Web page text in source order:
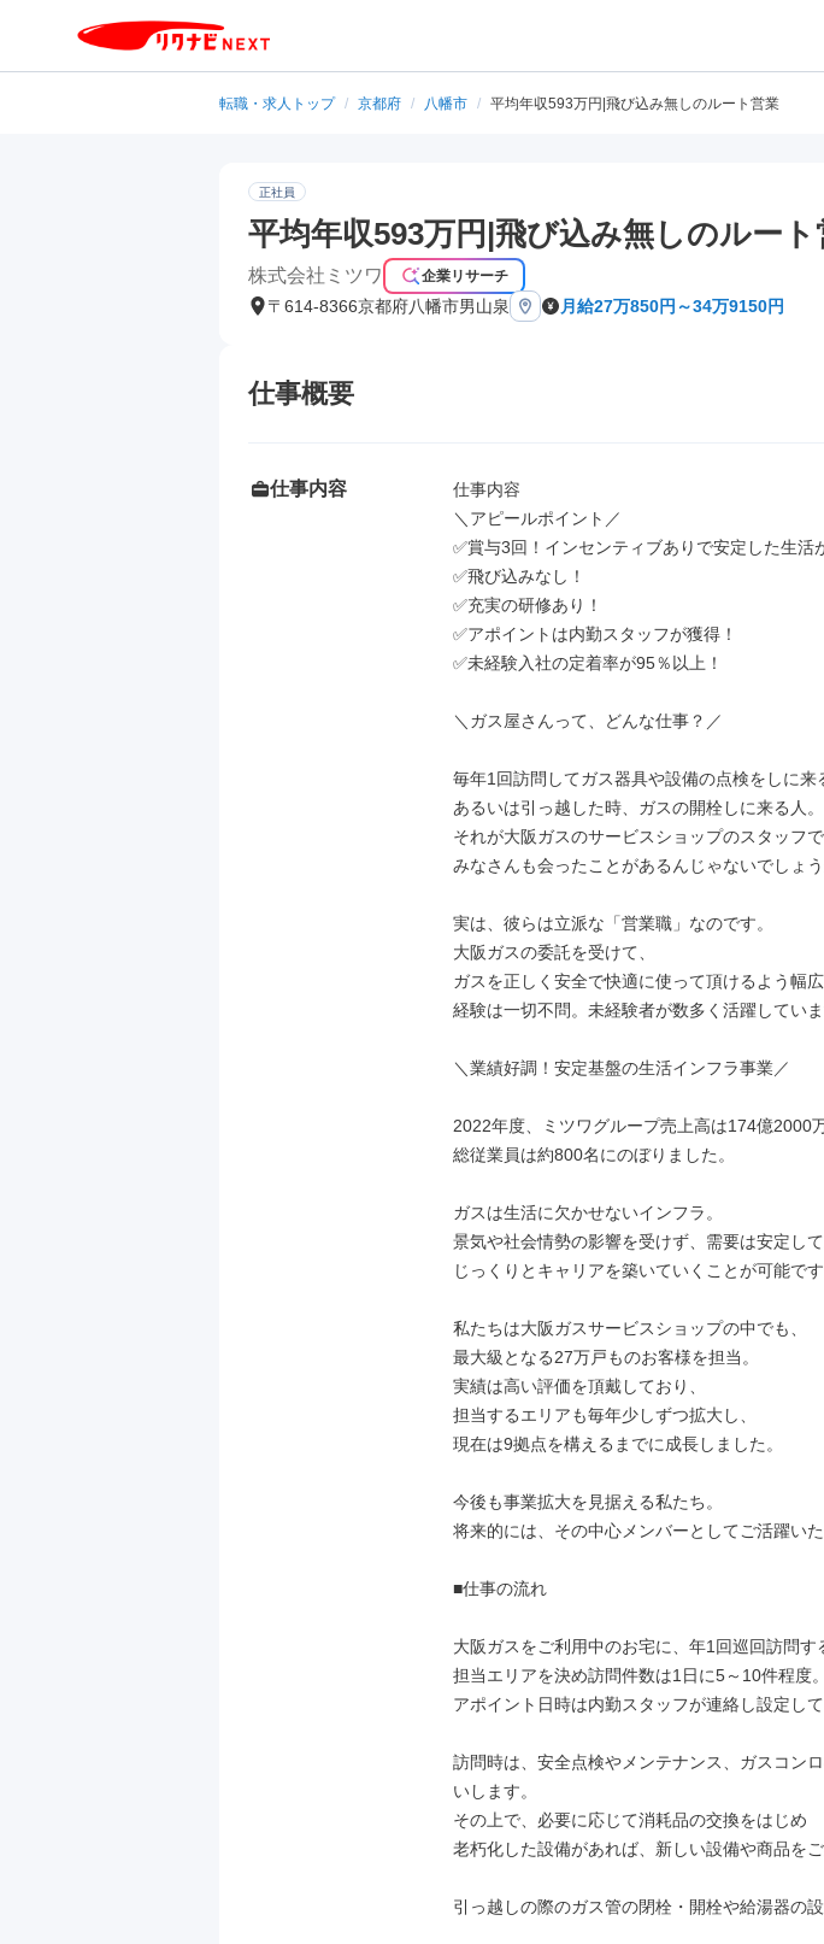
転職・求人トップ / 京都府 / 八幡市 / 平均年収593万円|飛び込み無しのルート営業
正社員
平均年収593万円|飛び込み無しのルート
株式会社ミツワ 企業リサーチ
〒614-8366京都府八幡市男山泉 月給27万850円～34万9150円
仕事概要
仕事内容
仕事内容
＼アピールポイント／
✅賞与3回！インセンティブありで安定した生
✅飛び込みなし！
✅充実の研修あり！
✅アポイントは内勤スタッフが獲得！
✅未経験入社の定着率が95％以上！
＼ガス屋さんって、どんな仕事？／
毎年1回訪問してガス器具や設備の点検をしに来
あるいは引っ越した時、ガスの開栓しに来る人。
それが大阪ガスのサービスショップのスタッフで
みなさんも会ったことがあるんじゃないでしょう
実は、彼らは立派な「営業職」なのです。
大阪ガスの委託を受けて、
ガスを正しく安全で快適に使って頂けるよう幅
経験は一切不問。未経験者が数多く活躍していま
＼業績好調！安定基盤の生活インフラ事業／
2022年度、ミツワグループ売上高は174億2000万
総従業員は約800名にのぼりました。
ガスは生活に欠かせないインフラ。
景気や社会情勢の影響を受けず、需要は安定して
じっくりとキャリアを築いていくことが可能です
私たちは大阪ガスサービスショップの中でも、
最大級となる27万戸ものお客様を担当。
実績は高い評価を頂戴しており、
担当するエリアも毎年少しずつ拡大し、
現在は9拠点を構えるまでに成長しました。
今後も事業拡大を見据える私たち。
将来的には、その中心メンバーとしてご活躍い
■仕事の流れ
大阪ガスをご利用中のお宅に、年1回巡回訪問す
担当エリアを決め訪問件数は1日に5～10件程度。
アポイント日時は内勤スタッフが連絡し設定して
訪問時は、安全点検やメンテナンス、ガスコン
いします。
その上で、必要に応じて消耗品の交換をはじめ
老朽化した設備があれば、新しい設備や商品をご
引っ越しの際のガス管の閉栓・開栓や給湯器の設